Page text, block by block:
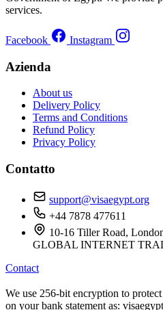
services.
Facebook Instagram
Azienda
About us
Delivery Policy
Terms and Conditions
Refund Policy
Privacy Policy
Contatto
support@visaegypt.org
+44 7878 477611
10-16 Tiller Road,
GLOBAL INTERNET
Contact
We use 256-bit encryption to
on your bank statement as: